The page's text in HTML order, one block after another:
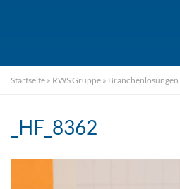
Startseite » RWS Gruppe » Branchenlösungen
_HF_8362